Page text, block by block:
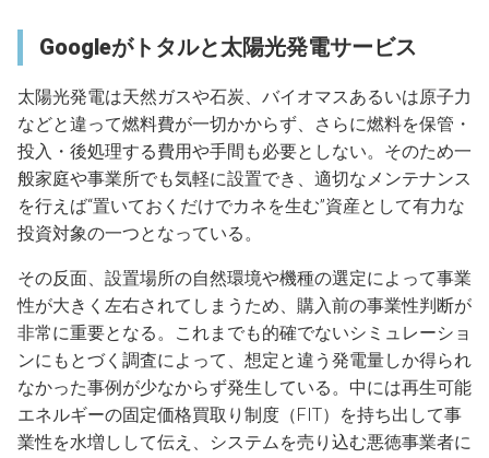
Googleがトタルと太陽光発電サービス
太陽光発電は天然ガスや石炭、バイオマスあるいは原子力
などと違って燃料費が一切かからず、さらに燃料を保管・
投入・後処理する費用や手間も必要としない。そのため一
般家庭や事業所でも気軽に設置でき、適切なメンテナンス
を行えば“置いておくだけでカネを生む”資産として有力な
投資対象の一つとなっている。
その反面、設置場所の自然環境や機種の選定によって事業
性が大きく左右されてしまうため、購入前の事業性判断が
非常に重要となる。これまでも的確でないシミュレーショ
ンにもとづく調査によって、想定と違う発電量しか得られ
なかった事例が少なからず発生している。中には再生可能
エネルギーの固定価格買取り制度（FIT）を持ち出して事
業性を水増しして伝え、システムを売り込む悪徳事業者に